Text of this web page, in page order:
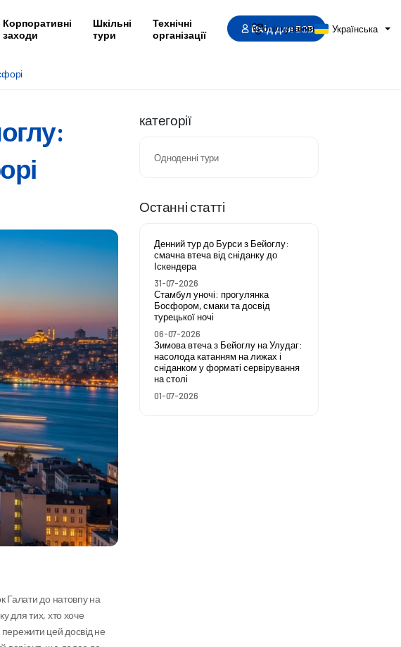
Корпоративні
заходи
Шкільні
тури
Технічні
організації
Вхід для B2B
спілкування Українська
Галати до натовпу на
для тих, хто хоче
цей досвід не
категорії
Одноденні тури
Останні статті
Денний тур до Бурси з Бейоглу:
смачна втеча від сніданку до
Іскендера
31-07-2026
Стамбул уночі: прогулянка
Босфором, смаки та досвід
турецької ночі
06-07-2026
Зимова втеча з Бейоглу на Улудаг:
насолода катанням на лижах і
сніданком у форматі сервірування
на столі
01-07-2026